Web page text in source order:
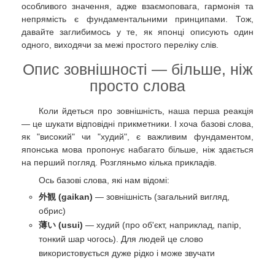
особливого значення, адже взаємоповага, гармонія та
непрямість є фундаментальними принципами. Тож,
давайте заглибимось у те, як японці описують один
одного, виходячи за межі простого переліку слів.
Опис зовнішності — більше, ніж
просто слова
Коли йдеться про зовнішність, наша перша реакція
— це шукати відповідні прикметники. І хоча базові слова,
як "високий" чи "худий", є важливим фундаментом,
японська мова пропонує набагато більше, ніж здається
на перший погляд. Розгляньмо кілька прикладів.
Ось базові слова, які нам відомі:
外観 (gaikan) — зовнішність (загальний вигляд,
обрис)
薄い (usui) — худий (про об'єкт, наприклад, папір,
тонкий шар чогось). Для людей це слово
використовується дуже рідко і може звучати